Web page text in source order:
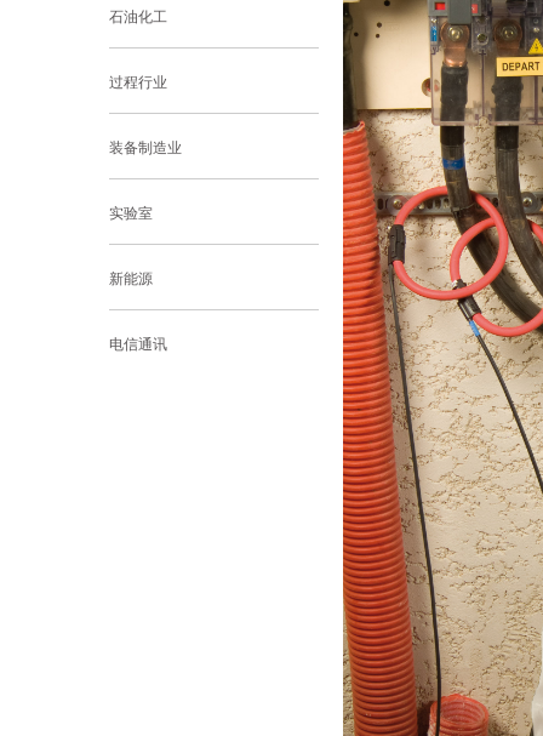
石油化工
过程行业
装备制造业
实验室
新能源
电信通讯